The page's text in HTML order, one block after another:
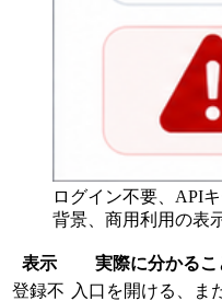
ログイン不要、API
背景、商用利用の表
表示 実際に分かるこ
登録不 入口を開ける、ま